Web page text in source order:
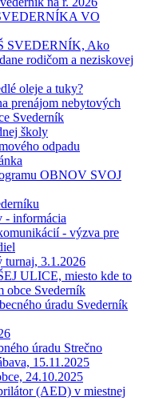
VO
SVEDERNÍK, Ako
rodičom a neziskovej
oleje a tuky?
prenájom nebytových
Svederník
školy
odpadu
OBNOV SVOJ
- informácia
- výzva pre
turnaj, 3.1.2026
ULICE, miesto kde to
obce Svederník
úradu Svederník
úradu Strečno
15.11.2025
24.10.2025
(AED) v miestnej